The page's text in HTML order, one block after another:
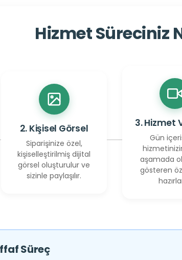
Hizmet Süreciniz
2. Kişisel Görsel
Siparişinize özel,
kişiselleştirilmiş dijital
görsel oluşturulur ve
sizinle paylaşılır.
3. Hizmet
Gün
aşamada
gösteren
Süreç